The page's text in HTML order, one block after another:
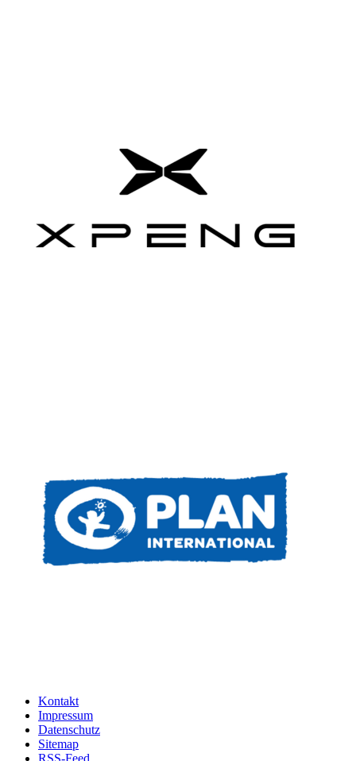
Kontakt
Impressum
Datenschutz
Sitemap
RSS-Feed